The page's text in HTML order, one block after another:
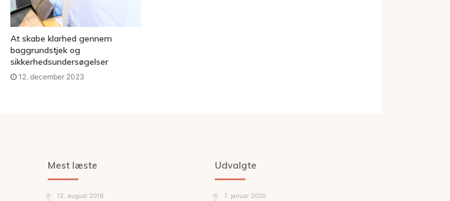
At skabe klarhed gennem
baggrundstjek og
sikkerhedsundersøgelser
12. december 2023
Mest læste
12. august 2018
Udvalgte
7. januar 2020